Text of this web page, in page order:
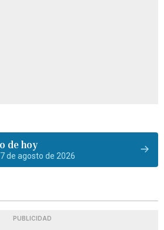
de hoy
de agosto de 2026
PUBLICIDAD